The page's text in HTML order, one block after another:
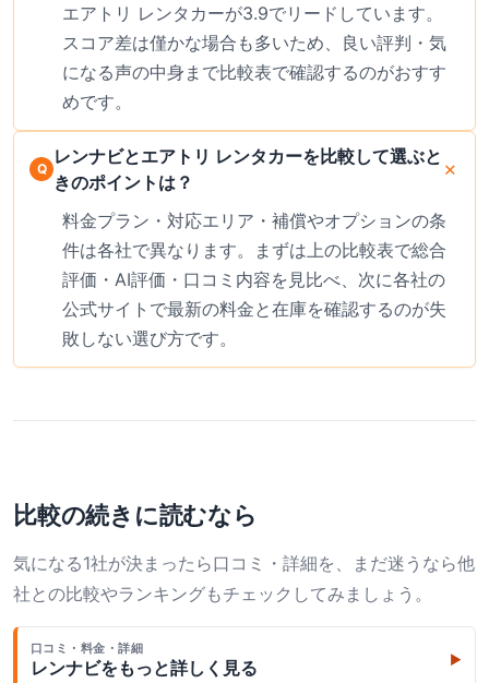
エアトリ レンタカーが3.9でリードしています。
スコア差は僅かな場合も多いため、良い評判・気
になる声の中身まで比較表で確認するのがおすす
めです。
レンナビとエアトリ レンタカーを比較して選ぶと
きのポイントは？
料金プラン・対応エリア・補償やオプションの条
件は各社で異なります。まずは上の比較表で総合
評価・AI評価・口コミ内容を見比べ、次に各社の
公式サイトで最新の料金と在庫を確認するのが失
敗しない選び方です。
比較の続きに読むなら
気になる1社が決まったら口コミ・詳細を、まだ迷うなら他
社との比較やランキングもチェックしてみましょう。
口コミ・料金・詳細
レンナビをもっと詳しく見る ▶